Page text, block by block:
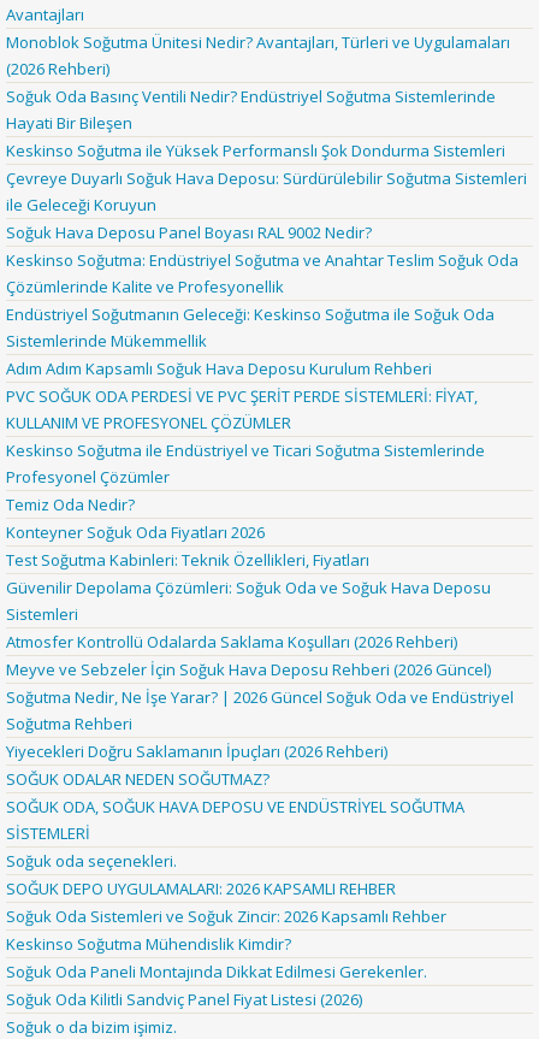
Avantajları
Monoblok Soğutma Ünitesi Nedir? Avantajları, Türleri ve Uygulamaları
(2026 Rehberi)
Soğuk Oda Basınç Ventili Nedir? Endüstriyel Soğutma Sistemlerinde
Hayati Bir Bileşen
Keskinso Soğutma ile Yüksek Performanslı Şok Dondurma Sistemleri
Çevreye Duyarlı Soğuk Hava Deposu: Sürdürülebilir Soğutma Sistemleri
ile Geleceği Koruyun
Soğuk Hava Deposu Panel Boyası RAL 9002 Nedir?
Keskinso Soğutma: Endüstriyel Soğutma ve Anahtar Teslim Soğuk Oda
Çözümlerinde Kalite ve Profesyonellik
Endüstriyel Soğutmanın Geleceği: Keskinso Soğutma ile Soğuk Oda
Sistemlerinde Mükemmellik
Adım Adım Kapsamlı Soğuk Hava Deposu Kurulum Rehberi
PVC SOĞUK ODA PERDESİ VE PVC ŞERİT PERDE SİSTEMLERİ: FİYAT,
KULLANIM VE PROFESYONEL ÇÖZÜMLER
Keskinso Soğutma ile Endüstriyel ve Ticari Soğutma Sistemlerinde
Profesyonel Çözümler
Temiz Oda Nedir?
Konteyner Soğuk Oda Fiyatları 2026
Test Soğutma Kabinleri: Teknik Özellikleri, Fiyatları
Güvenilir Depolama Çözümleri: Soğuk Oda ve Soğuk Hava Deposu
Sistemleri
Atmosfer Kontrollü Odalarda Saklama Koşulları (2026 Rehberi)
Meyve ve Sebzeler İçin Soğuk Hava Deposu Rehberi (2026 Güncel)
Soğutma Nedir, Ne İşe Yarar? | 2026 Güncel Soğuk Oda ve Endüstriyel
Soğutma Rehberi
Yiyecekleri Doğru Saklamanın İpuçları (2026 Rehberi)
SOĞUK ODALAR NEDEN SOĞUTMAZ?
SOĞUK ODA, SOĞUK HAVA DEPOSU VE ENDÜSTRİYEL SOĞUTMA
SİSTEMLERİ
Soğuk oda seçenekleri.
SOĞUK DEPO UYGULAMALARI: 2026 KAPSAMLI REHBER
Soğuk Oda Sistemleri ve Soğuk Zincir: 2026 Kapsamlı Rehber
Keskinso Soğutma Mühendislik Kimdir?
Soğuk Oda Paneli Montajında Dikkat Edilmesi Gerekenler.
Soğuk Oda Kilitli Sandviç Panel Fiyat Listesi (2026)
Soğuk o da bizim işimiz.